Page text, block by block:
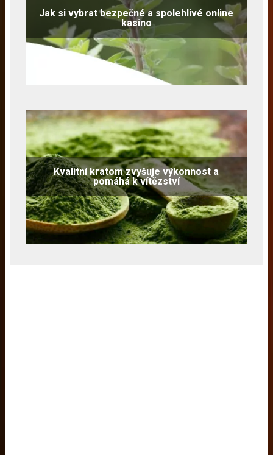
Jak si vybrat bezpečné a spolehlivé online
kasino
Kvalitní kratom zvyšuje výkonnost a
pomáhá k vítězství